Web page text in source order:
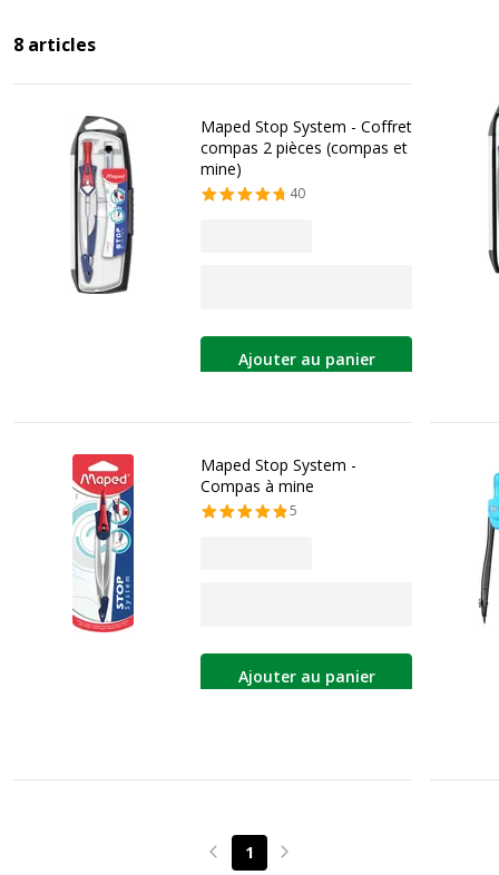
8 articles
Maped Stop System - Coffret
compas 2 pièces (compas et
mine)
40
Ajouter au panier
Maped Stop System -
Compas à mine
5
Ajouter au panier
Page précédente
1 Page suivante